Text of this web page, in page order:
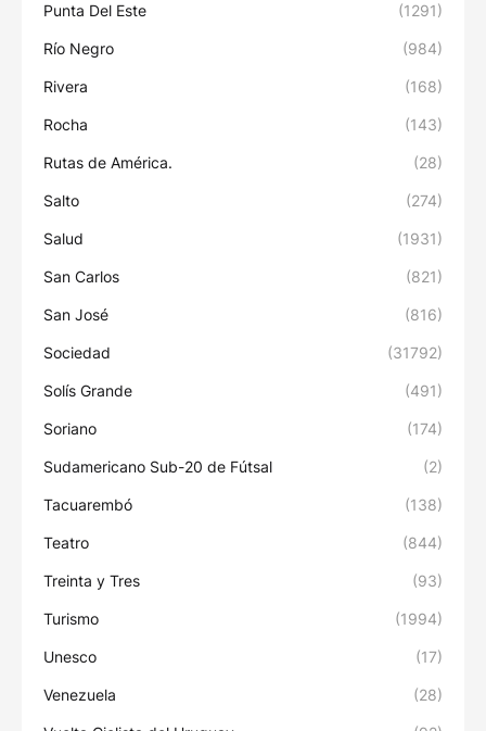
Punta Del Este (1291)
Río Negro (984)
Rivera (168)
Rocha (143)
Rutas de América. (28)
Salto (274)
Salud (1931)
San Carlos (821)
San José (816)
Sociedad (31792)
Solís Grande (491)
Soriano (174)
Sudamericano Sub-20 de Fútsal (2)
Tacuarembó (138)
Teatro (844)
Treinta y Tres (93)
Turismo (1994)
Unesco (17)
Venezuela (28)